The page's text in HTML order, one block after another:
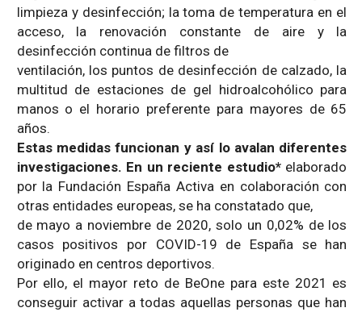
limpieza y desinfección; la toma de temperatura en el
acceso, la renovación constante de aire y la
desinfección continua de filtros de
ventilación, los puntos de desinfección de calzado, la
multitud de estaciones de gel hidroalcohólico para
manos o el horario preferente para mayores de 65
años.
Estas medidas funcionan y así lo avalan diferentes
investigaciones. En un reciente estudio* elaborado
por la Fundación España Activa en colaboración con
otras entidades europeas, se ha constatado que,
de mayo a noviembre de 2020, solo un 0,02% de los
casos positivos por COVID-19 de España se han
originado en centros deportivos.
Por ello, el mayor reto de BeOne para este 2021 es
conseguir activar a todas aquellas personas que han